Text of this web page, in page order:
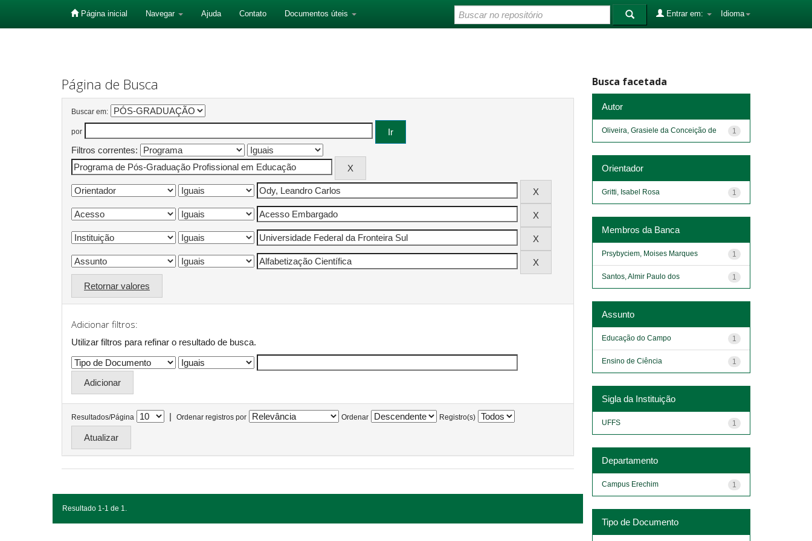
Página inicial Navegar Ajuda Contato Documentos úteis Idioma
Entrar em:
Página de Busca
Buscar em:
por
Filtros correntes:
Retornar valores
Adicionar filtros:
Utilizar filtros para refinar o resultado de busca.
Resultados/Página | Ordenar registros por Ordenar Registro(s)
Resultado 1-1 de 1.
Busca facetada
Autor
1
Oliveira, Grasiele da Conceição de
Orientador
1
Gritti, Isabel Rosa
Membros da Banca
1
Prsybyciem, Moises Marques
1
Santos, Almir Paulo dos
Assunto
1
Educação do Campo
1
Ensino de Ciência
Sigla da Instituição
1
UFFS
Departamento
1
Campus Erechim
Tipo de Documento